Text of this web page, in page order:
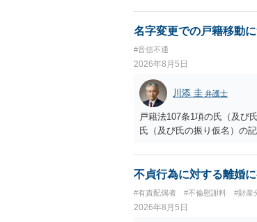
す。 一度、最寄りの「刑事
ご参考まで。
名字変更での戸籍移動
#音信不通
2026年8月5日
川添 圭 弁護士
戸籍法107条1項の氏（及び
氏（及び氏の振り仮名）の
不貞行為に対する離婚
#有責配偶者 #不倫慰謝料 #財産
2026年8月5日